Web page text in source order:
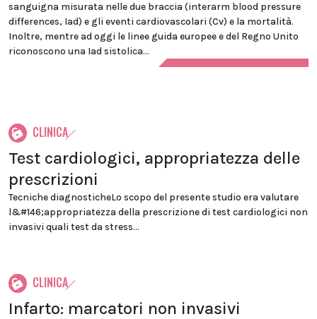
sanguigna misurata nelle due braccia (interarm blood pressure
differences, Iad) e gli eventi cardiovascolari (Cv) e la mortalità.
Inoltre, mentre ad oggi le linee guida europee e del Regno Unito
riconoscono una Iad sistolica...
CLINICA
Test cardiologici, appropriatezza delle
prescrizioni
Tecniche diagnosticheLo scopo del presente studio era valutare
l&#146;appropriatezza della prescrizione di test cardiologici non
invasivi quali test da stress...
CLINICA
Infarto: marcatori non invasivi